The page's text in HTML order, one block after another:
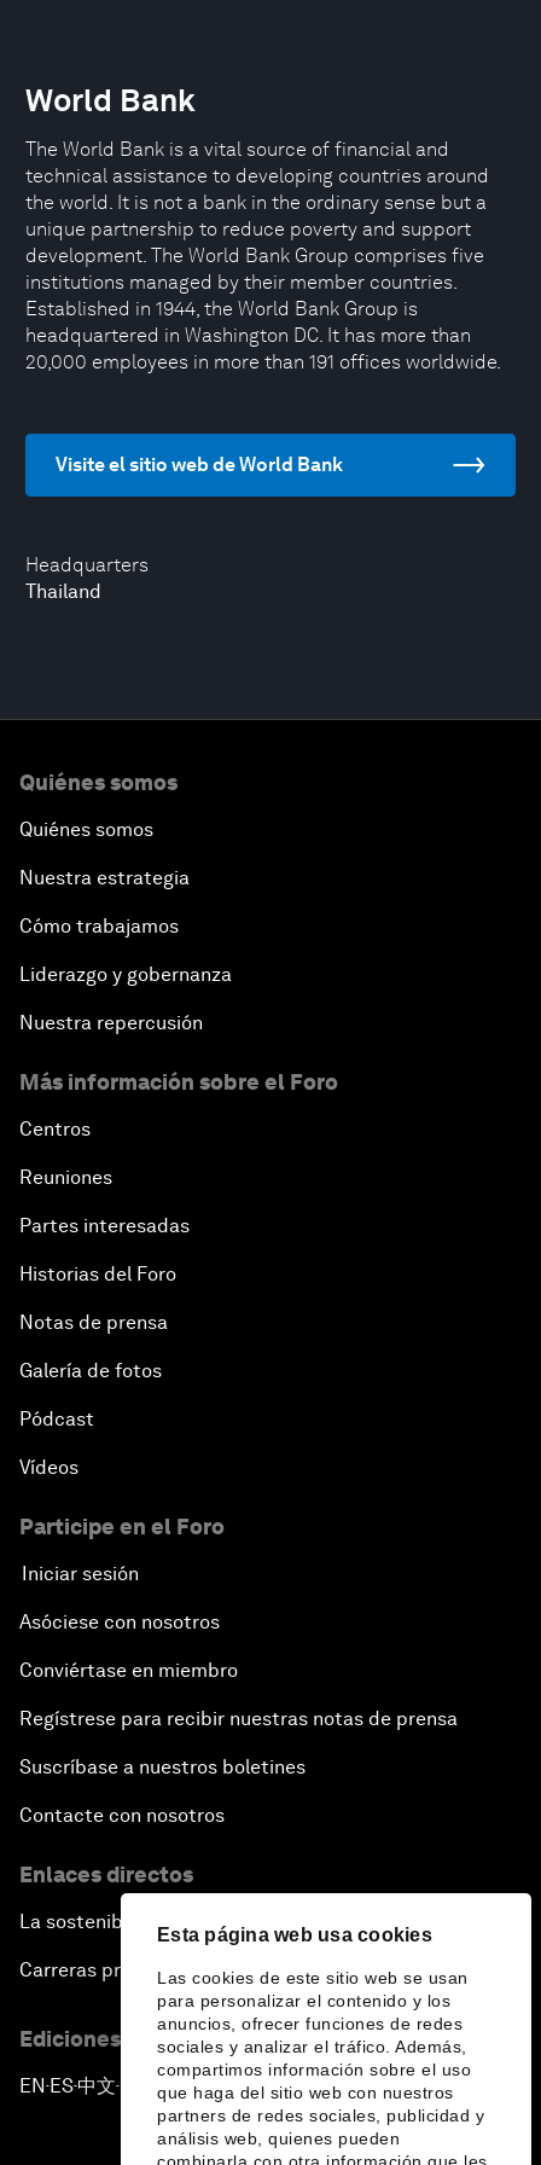
Esta página web usa cookies
Las cookies de este sitio web se usan
para personalizar el contenido y los
anuncios, ofrecer funciones de redes
sociales y analizar el tráfico. Además,
compartimos información sobre el uso
que haga del sitio web con nuestros
partners de redes sociales, publicidad y
análisis web, quienes pueden
Headquarters
Thailand
World Bank
The World Bank is a vital source of financial and
technical assistance to developing countries around
the world. It is not a bank in the ordinary sense but a
unique partnership to reduce poverty and support
development. The World Bank Group comprises five
institutions managed by their member countries.
Established in 1944, the World Bank Group is
headquartered in Washington DC. It has more than
20,000 employees in more than 191 offices worldwide.
Visite el sitio web de World Bank
Quiénes somos
Quiénes somos
Nuestra estrategia
Cómo trabajamos
Liderazgo y gobernanza
Nuestra repercusión
Más información sobre el Foro
Centros
Reuniones
Partes interesadas
Historias del Foro
Notas de prensa
Galería de fotos
Pódcast
Vídeos
Participe en el Foro
Iniciar sesión
Asóciese con nosotros
Conviértase en miembro
Regístrese para recibir nuestras notas de prensa
Suscríbase a nuestros boletines
Contacte con nosotros
Enlaces directos
La sostenibilidad en el Foro
Carreras profesionales
Ediciones en otros idiomas
EN ▪ES▪中文▪ 日本語